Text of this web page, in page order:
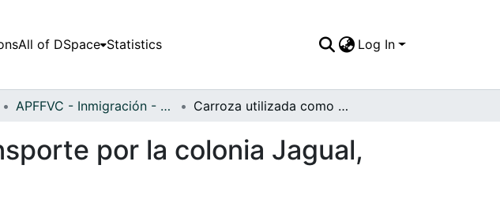
All of DSpace Statistics Log In
APFFVC - Inmigración - Patrimonial Carroza utilizada como medio de transporte por la colonia Jagual, Corinto, Cauca
por la colonia Jagual,